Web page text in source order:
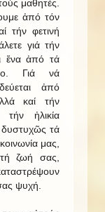
μαθητές.
ἀπό τόν
τήν φετινή
γιά τήν
ἕνα ἀπό τά
Γιά νά
ἀπό
καί τήν
ἡλικία
τά
μας,
ζωή σας,
ψυχή.